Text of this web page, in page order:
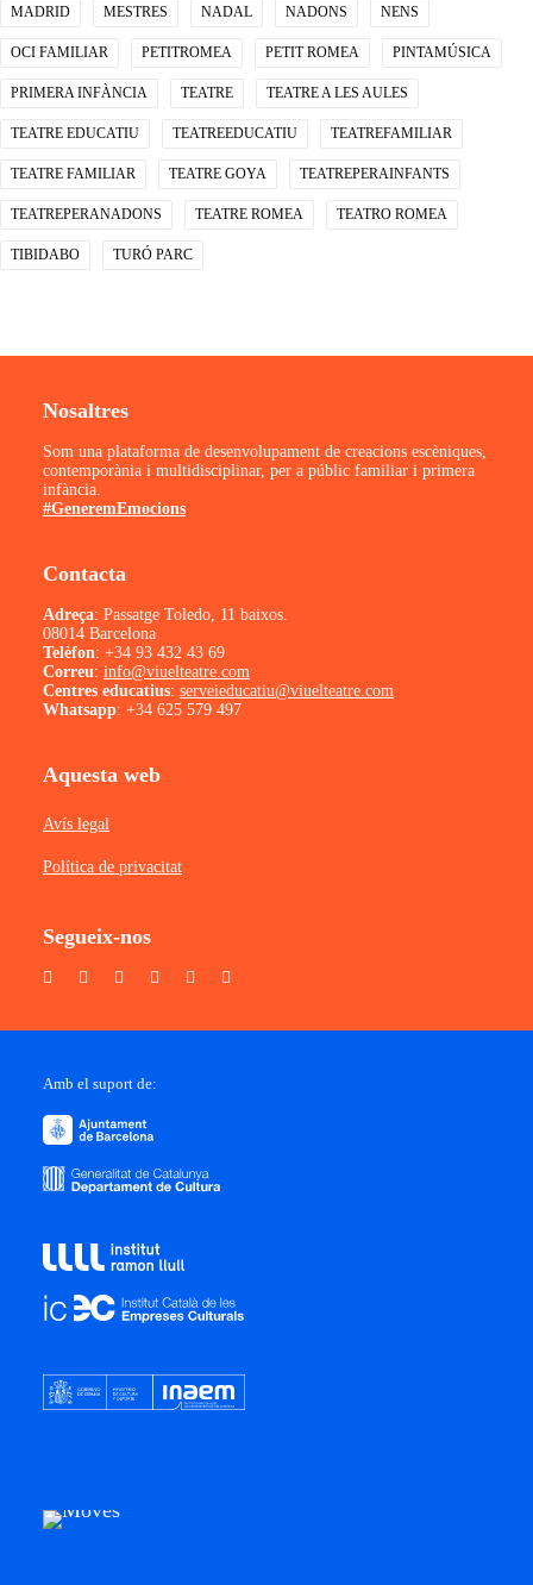
MADRID MESTRES NADAL NADONS NENS
OCI FAMILIAR PETITROMEA PETIT ROMEA PINTAMÚSICA
PRIMERA INFÀNCIA TEATRE TEATRE A LES AULES
TEATRE EDUCATIU TEATREEDUCATIU TEATREFAMILIAR
TEATRE FAMILIAR TEATRE GOYA TEATREPERAINFANTS
TEATREPERANADONS TEATRE ROMEA TEATRO ROMEA
TIBIDABO TURÓ PARC
Nosaltres
Som una plataforma de desenvolupament de creacions escèniques,
contemporània i multidisciplinar, per a públic familiar i primera
infància.
#GeneremEmocions
Contacta
Adreça: Passatge Toledo, 11 baixos.
08014 Barcelona
Telèfon: +34 93 432 43 69
Correu: info@viuelteatre.com
Centres educatius: serveieducatiu@viuelteatre.com
Whatsapp: +34 625 579 497
Aquesta web
Avís legal
Política de privacitat
Segueix-nos
Amb el suport de: